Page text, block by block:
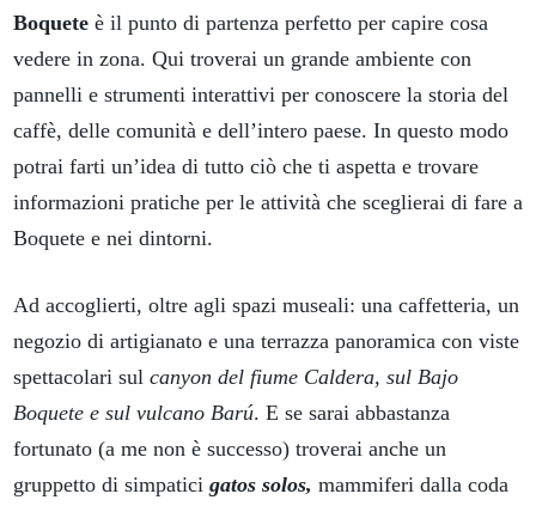
Boquete è il punto di partenza perfetto per capire cosa
vedere in zona. Qui troverai un grande ambiente con
pannelli e strumenti interattivi per conoscere la storia del
caffè, delle comunità e dell’intero paese. In questo modo
potrai farti un’idea di tutto ciò che ti aspetta e trovare
informazioni pratiche per le attività che sceglierai di fare a
Boquete e nei dintorni.
Ad accoglierti, oltre agli spazi museali: una caffetteria, un
negozio di artigianato e una terrazza panoramica con viste
spettacolari sul canyon del fiume Caldera, sul Bajo
Boquete e sul vulcano Barú. E se sarai abbastanza
fortunato (a me non è successo) troverai anche un
gruppetto di simpatici gatos solos, mammiferi dalla coda